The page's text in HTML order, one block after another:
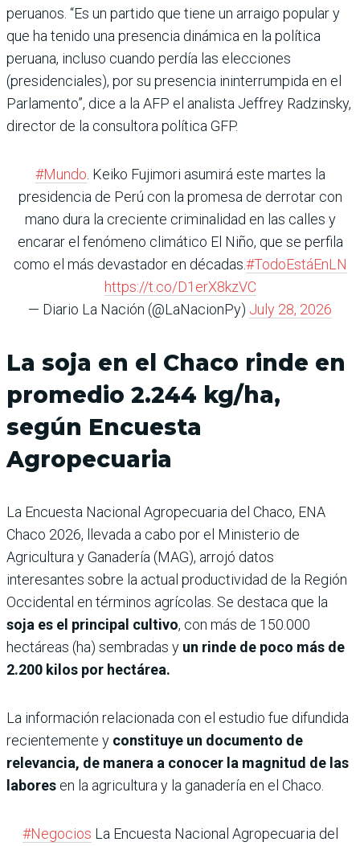
peruanos. “Es un partido que tiene un arraigo popular y
que ha tenido una presencia dinámica en la política
peruana, incluso cuando perdía las elecciones
(presidenciales), por su presencia ininterrumpida en el
Parlamento”, dice a la AFP el analista Jeffrey Radzinsky,
director de la consultora política GFP.
#Mundo . Keiko Fujimori asumirá este martes la
presidencia de Perú con la promesa de derrotar con
mano dura la creciente criminalidad en las calles y
encarar el fenómeno climático El Niño, que se perfila
como el más devastador en décadas.#TodoEstáEnLN
https://t.co/D1erX8kzVC
— Diario La Nación (@LaNacionPy) July 28, 2026
La soja en el Chaco rinde en
promedio 2.244 kg/ha,
según Encuesta
Agropecuaria
La Encuesta Nacional Agropecuaria del Chaco, ENA
Chaco 2026, llevada a cabo por el Ministerio de
Agricultura y Ganadería (MAG), arrojó datos
interesantes sobre la actual productividad de la Región
Occidental en términos agrícolas. Se destaca que la
soja es el principal cultivo, con más de 150.000
hectáreas (ha) sembradas y un rinde de poco más de
2.200 kilos por hectárea.
La información relacionada con el estudio fue difundida
recientemente y constituye un documento de
relevancia, de manera a conocer la magnitud de las
labores en la agricultura y la ganadería en el Chaco.
#Negocios La Encuesta Nacional Agropecuaria del